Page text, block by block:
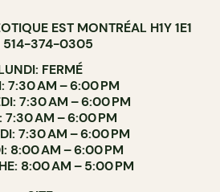
EST MONTRÉAL H1Y 1E1
514-374-0305
FERMÉ
7:30 AM – 6:00 PM
7:30 AM – 6:00 PM
7:30 AM – 6:00 PM
7:30 AM – 6:00 PM
8:00 AM – 6:00 PM
8:00 AM – 5:00 PM